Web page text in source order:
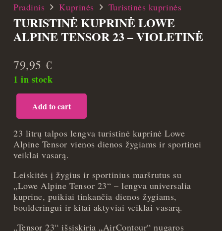
Pradinis Kuprinės Turistinės kuprinės
TURISTINĖ KUPRINĖ LOWE
ALPINE TENSOR 23 – VIOLETINĖ
79,95€
1 in stock
Turistinė
kuprinė
Lowe
Alpine
Tensor
-
Violetinė
quantity
Add to cart
23 litrų talpos lengva turistinė kuprinė Lowe
Alpine Tensor vienos dienos žygiams ir sportinei
veiklai vasarą.
Leiskitės į žygius ir sportinius maršrutus su
„Lowe Alpine Tensor 23“ – lengva universalia
kuprine, puikiai tinkančia dienos žygiams,
boulderingui ir kitai aktyviai veiklai vasarą.
„Tensor 23“ išsiskiria „AirContour“ nugaros